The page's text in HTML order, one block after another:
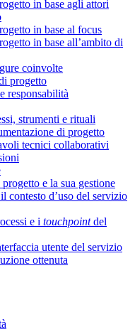
in base agli attori
in base al focus
in base all’ambito di
coinvolte
progetto
responsabilità
strumenti e rituali
di progetto
tecnici collaborativi
e la sua gestione
contesto d’uso del servizio
e i touchpointdel
utente del servizio
ottenuta